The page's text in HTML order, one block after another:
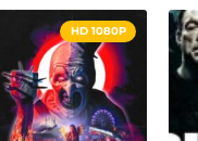
HD 1080P